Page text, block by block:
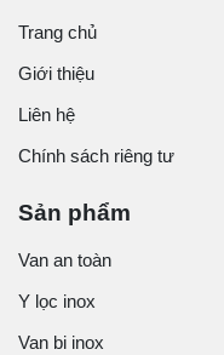
Trang chủ
Giới thiệu
Liên hệ
Chính sách riêng tư
Sản phẩm
Van an toàn
Y lọc inox
Van bi inox